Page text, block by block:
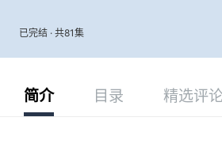
已完结 · 共81集
简介 目录 精选评